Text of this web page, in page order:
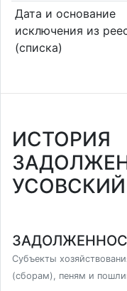
Дата и основание
исключения из
(списка)
ИСТОРИЯ
УСОВСКИЙ
Субъекты
(сборам), пеням и